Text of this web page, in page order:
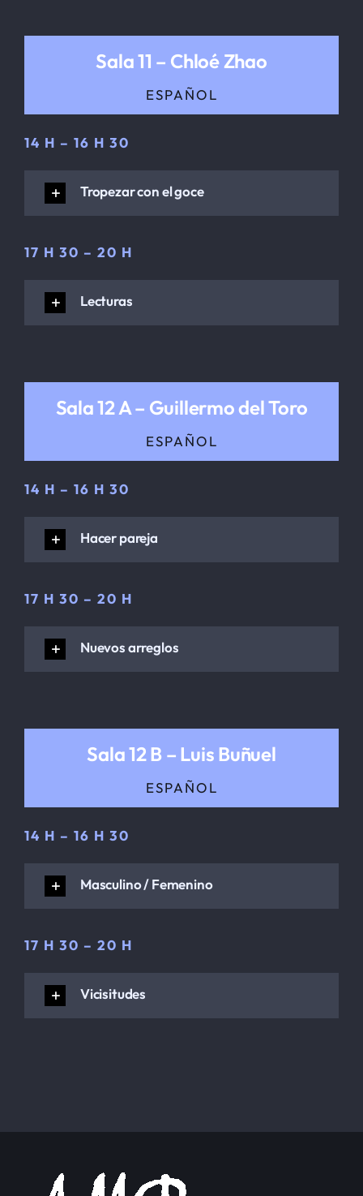
Sala 11 – Chloé Zhao
ESPAÑOL
14 H – 16 H 30
Tropezar con el goce
17 H 30 – 20 H
Lecturas
Sala 12 A – Guillermo del Toro
ESPAÑOL
14 H – 16 H 30
Hacer pareja
17 H 30 – 20 H
Nuevos arreglos
Sala 12 B – Luis Buñuel
ESPAÑOL
14 H – 16 H 30
Masculino / Femenino
17 H 30 – 20 H
Vicisitudes